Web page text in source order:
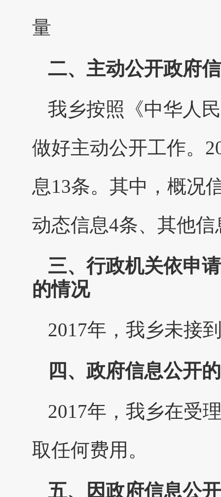
量
二、主动公开政府
我乡按照《中华人
做好主动公开工作。
息13条。其中，概况
动态信息4条、其他信
三、行政机关依申
的情况
2017年，我乡未接
四、政府信息公开
2017年，我乡在受
取任何费用。
五、因政府信息公